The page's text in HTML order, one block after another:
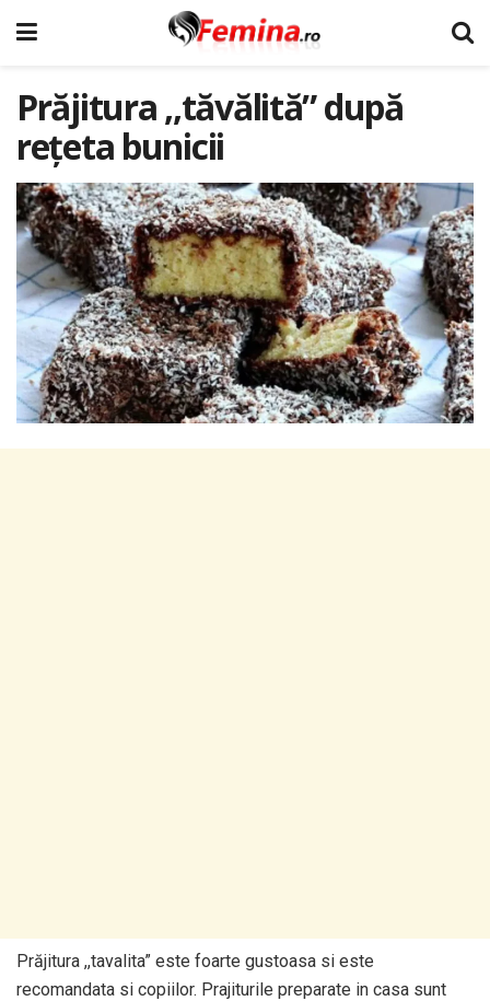
Prăjitura ,,tăvălită” după
rețeta bunicii
Prăjitura ,,tavalita” este foarte gustoasa si este
recomandata si copiilor. Prajiturile preparate in casa sunt